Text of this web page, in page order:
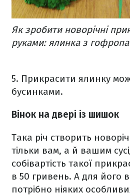
Як зробити новорічні
руками: ялинка з
5. Прикрасити ялинку
бусинками.
Вінок на двері із шишок
Така річ створить
тільки вам, а й вашим
собівартість такої
в 50 гривень. А для його
потрібно ніяких